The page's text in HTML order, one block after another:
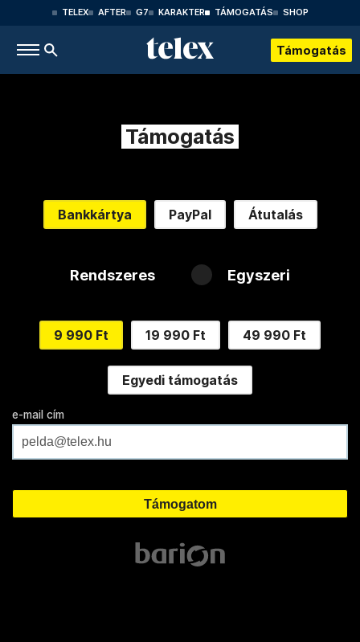
TELEX AFTER G7 KARAKTER TÁMOGATÁS SHOP
Támogatás
Támogatás
Bankkártya PayPal Átutalás
Rendszeres Egyszeri
9 990 Ft 19 990 Ft 49 990 Ft
Egyedi támogatás
e-mail cím